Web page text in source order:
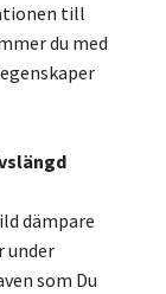
till
du med
dämpare
under
som Du